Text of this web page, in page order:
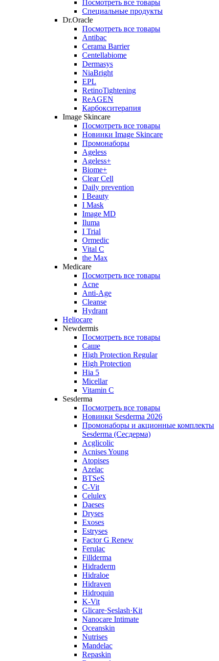
Посмотреть все товары
Специальные продукты
Dr.Oracle
Посмотреть все товары
Antibac
Cerama Barrier
Centellabiome
Dermasys
NiaBright
EPL
RetinoTightening
ReAGEN
Карбокситерапия
Image Skincare
Посмотреть все товары
Новинки Image Skincare
Промонаборы
Ageless
Ageless+
Biome+
Clear Cell
Daily prevention
I Beauty
I Mask
Image MD
Iluma
I Trial
Ormedic
Vital C
the Max
Medicare
Посмотреть все товары
Acne
Anti‑Age
Cleanse
Hydrant
Heliocare
Newdermis
Посмотреть все товары
Саше
High Protection Regular
High Protection
Hia 5
Micellar
Vitamin C
Sesderma
Посмотреть все товары
Новинки Sesderma 2026
Промонаборы и акционные комплекты
Sesderma (Сесдерма)
Acglicolic
Acnises Young
Atopises
Azelac
BTSeS
C‑Vit
Celulex
Daeses
Dryses
Exoses
Estryses
Factor G Renew
Ferulac
Fillderma
Hidraderm
Hidraloe
Hidraven
Hidroquin
K-Vit
Glicare·Seslash·Kit
Nanocare Intimate
Oceanskin
Nutrises
Mandelac
Repaskin